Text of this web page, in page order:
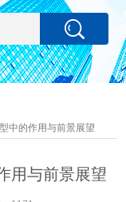
中的作用与前景展望
用与前景展望